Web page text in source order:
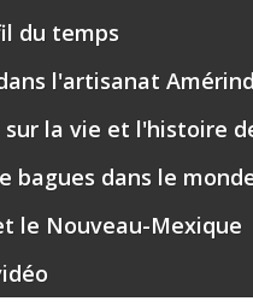
du temps
l'artisanat
la vie et l'histoire
bagues dans le
le Nouveau-Mexique